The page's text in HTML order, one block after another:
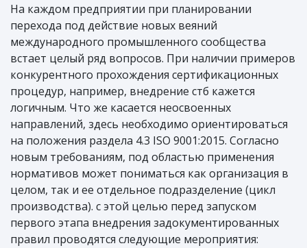
На каждом предприятии при планировании
перехода под действие новых веяний
международного промышленного сообщества
встает целый ряд вопросов. При наличии примеров
конкурентного прохождения сертификационных
процедур, например, внедрение стб кажется
логичным. Что же касается неосвоенных
направлений, здесь необходимо ориентироваться
на положения раздела 4.3 ISO 9001:2015. Согласно
новым требованиям, под областью применения
нормативов может пониматься как организация в
целом, так и ее отдельное подразделение (цикл
производства). с этой целью перед запуском
первого этапа внедрения задокументированных
правил проводятся следующие мероприятия: